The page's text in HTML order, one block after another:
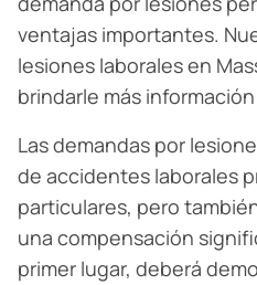
ventajas importantes.
lesiones laborales en
brindarle más
Las demandas por
de accidentes laborales
particulares, pero
una compensación
primer lugar, deberá